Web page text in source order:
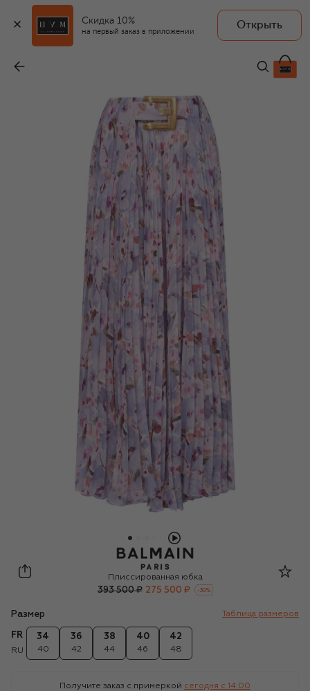
Скидка 10%
на первый заказ в приложении
Открыть
275 500 ₽
Balmain
Плиссированная юбка
393 500 ₽ 275 500 ₽ -30%
Размер Таблица размеров
FR
RU
34
40
36
42
38
44
40
46
42
48
Получите заказ с примеркой сегодня c 14:00